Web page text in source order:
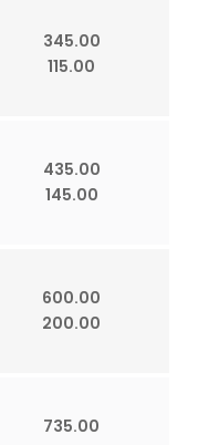
345.00
115.00
435.00
145.00
600.00
200.00
735.00